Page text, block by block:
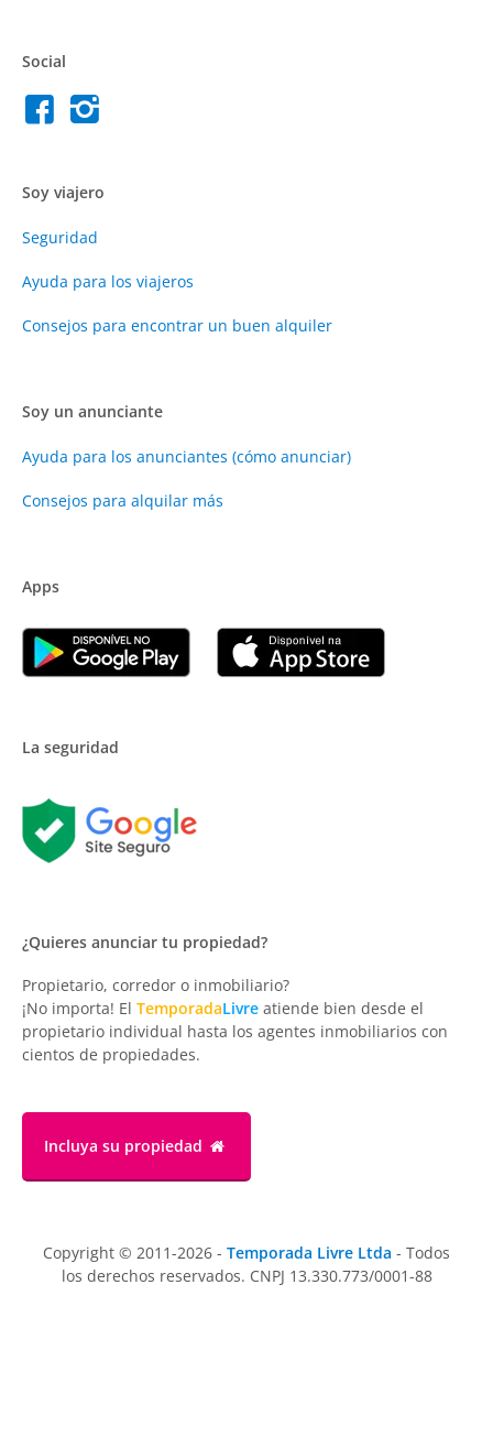
Social
Soy viajero
Seguridad
Ayuda para los viajeros
Consejos para encontrar un buen alquiler
Soy un anunciante
Ayuda para los anunciantes (cómo anunciar)
Consejos para alquilar más
Apps
La seguridad
¿Quieres anunciar tu propiedad?
Propietario, corredor o inmobiliario?
¡No importa! El TemporadaLivre atiende bien desde el
propietario individual hasta los agentes inmobiliarios con
cientos de propiedades.
Incluya su propiedad
Copyright © 2011-2026 - Temporada Livre Ltda - Todos
los derechos reservados. CNPJ 13.330.773/0001-88